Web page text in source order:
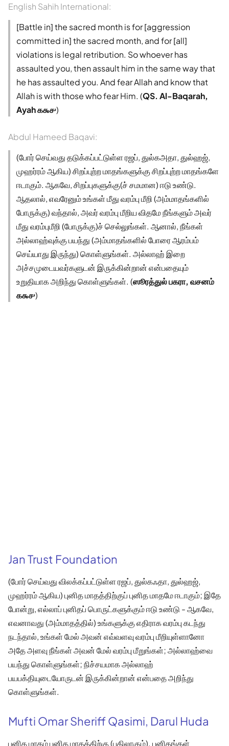
English Sahih International:
[Battle in] the sacred month is for [aggression
committed in] the sacred month, and for [all]
violations is legal retribution. So whoever has
assaulted you, then assault him in the same way that
he has assaulted you. And fear Allah and know that
Allah is with those who fear Him. (QS. Al-Baqarah,
Ayah ௧௯௪)
Abdul Hameed Baqavi:
(போர் செய்வது தடுக்கப்பட்டுள்ள ரஜப், துல்கஅதா, துல்ஹஜ்,
முஹர்ரம் ஆகிய) சிறப்புற்ற மாதங்களுக்கு சிறப்புற்ற மாதங்களே
ஈடாகும். ஆகவே, சிறப்புகளுக்கு(ச் சமமான) ஈடு உண்டு.
ஆதலால், எவரேனும் உங்கள் மீது வரம்பு மீறி (அம்மாதங்களில்
போருக்கு) வந்தால், அவர் வரம்பு மீறிய விதமே நீங்களும் அவர்
மீது வரம்புமீறி (போருக்கு)ச் செல்லுங்கள். ஆனால், நீங்கள்
அல்லாஹ்வுக்கு பயந்து (அம்மாதங்களில் போரை ஆரம்பம்
செய்யாது இருந்து) கொள்ளுங்கள். அல்லாஹ் இறை
அச்சமுடையவர்களுடன் இருக்கின்றான் என்பதையும்
உறுதியாக அறிந்து கொள்ளுங்கள். (ஸூரத்துல் பகரா, வசனம்
௧௯௪)
Jan Trust Foundation
(போர் செய்வது விலக்கப்பட்டுள்ள ரஜப், துல்கஃதா, துல்ஹஜ்,
முஹர்ரம் ஆகிய) புனித மாதத்திற்குப் புனித மாதமே ஈடாகும்; இதே
போன்று, எல்லாப் புனிதப் பொருட்களுக்கும் ஈடு உண்டு - ஆகவே,
எவனாவது (அம்மாதத்தில்) உங்களுக்கு எதிராக வரம்பு கடந்து
நடந்தால், உங்கள் மேல் அவன் எவ்வளவு வரம்பு மீறியுள்ளானோ
அதே அளவு நீங்கள் அவன் மேல் வரம்பு மீறுங்கள்; அல்லாஹ்வை
பயந்து கொள்ளுங்கள்; நிச்சயமாக அல்லாஹ்
பயபக்தியுடையோருடன் இருக்கின்றான் என்பதை அறிந்து
கொள்ளுங்கள்.
Mufti Omar Sheriff Qasimi, Darul Huda
புனித மாதம் புனித மாதத்திற்கு (பதிலாகும்). புனிதங்கள்